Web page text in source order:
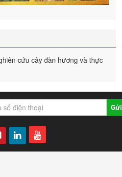
cứu cây đàn hương và thực
Gửi